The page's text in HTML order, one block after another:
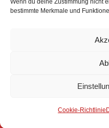
Wenn du deine Zustimmung nicht
bestimmte Merkmale und
Cookie-Richtlinie
Jugendlichen der
Kameraden vermittelt